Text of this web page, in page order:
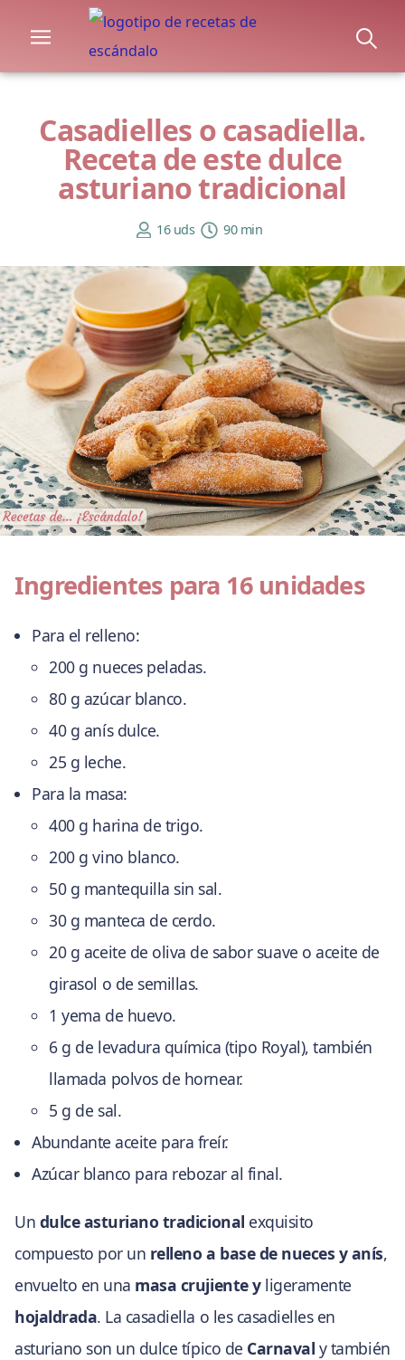
Casadielles o casadiella.
Receta de este dulce
asturiano tradicional
16 uds 90 min
Ingredientes para 16 unidades
Para el relleno:
200 g nueces peladas.
80 g azúcar blanco.
40 g anís dulce.
25 g leche.
Para la masa:
400 g harina de trigo.
200 g vino blanco.
50 g mantequilla sin sal.
30 g manteca de cerdo.
20 g aceite de oliva de sabor suave o aceite de
girasol o de semillas.
1 yema de huevo.
6 g de levadura química (tipo Royal), también
llamada polvos de hornear.
5 g de sal.
Abundante aceite para freír.
Azúcar blanco para rebozar al final.
Un dulce asturiano tradicional exquisito
compuesto por un relleno a base de nueces y anís,
envuelto en una masa crujiente yligeramente
hojaldrada. La casadiella o les casadielles en
asturiano son un dulce típico de Carnaval y también